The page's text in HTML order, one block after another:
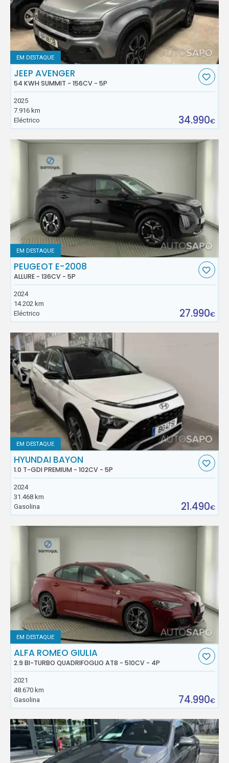
EM DESTAQUE
JEEP AVENGER
54 KWH SUMMIT - 156CV - 5P
2025
7.916 km
Eléctrico
34.990€
EM DESTAQUE
PEUGEOT E-2008
ALLURE - 136CV - 5P
2024
14.202 km
Eléctrico
27.990€
EM DESTAQUE
HYUNDAI BAYON
1.0 T-GDI PREMIUM - 102CV - 5P
2024
31.468 km
Gasolina
21.490€
EM DESTAQUE
ALFA ROMEO GIULIA
2.9 BI-TURBO QUADRIFOGLIO AT8 - 510CV - 4P
2021
48.670 km
Gasolina
74.990€